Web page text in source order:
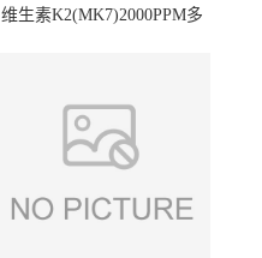
维生素K2(MK7)2000PPM多